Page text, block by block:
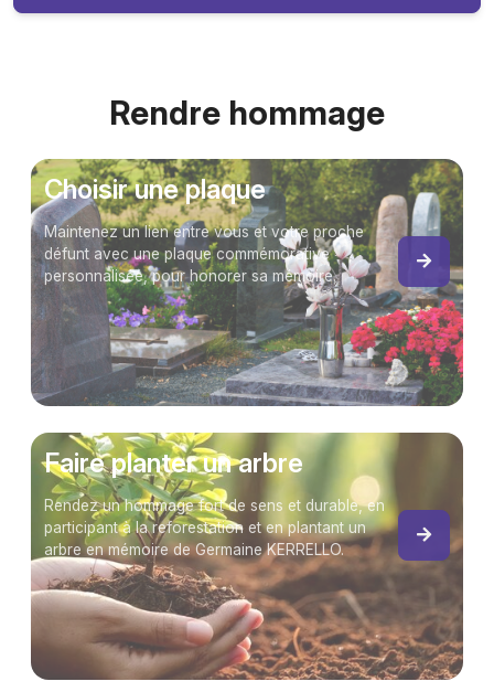
Rendre hommage
Choisir une plaque
Maintenez un lien entre vous et votre proche
défunt avec une plaque commémorative
personnalisée, pour honorer sa mémoire.
Faire planter un arbre
Rendez un hommage fort de sens et durable, en
participant à la reforestation et en plantant un
arbre en mémoire de Germaine KERRELLO.